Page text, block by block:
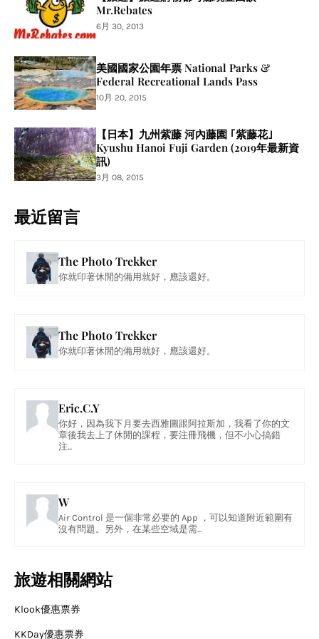
Mr.Rebates
6月 30, 2013
美國國家公園年票 National Parks &
Federal Recreational Lands Pass
10月 20, 2015
【日本】九州紫藤 河內藤園 ｢紫藤花｣
Kyushu Hanoi Fuji Garden (2019年最新資
訊)
3月 08, 2015
最近留言
The Photo Trekker
你就印著休閒的備用就好，應該還好。
The Photo Trekker
你就印著休閒的備用就好，應該還好。
Eric.C.Y
你好，因為我下月要去西雅圖跟阿拉斯加，我看了你的文
章後我去上了休閒的課程，要注冊飛機，但不小心搞錯
注...
W
Air Control 是一個非常必要的 App ，可以知道附近範圍有
沒有問題。另外，在某些空域是需...
旅遊相關網站
Klook優惠票券
KKDay優惠票券